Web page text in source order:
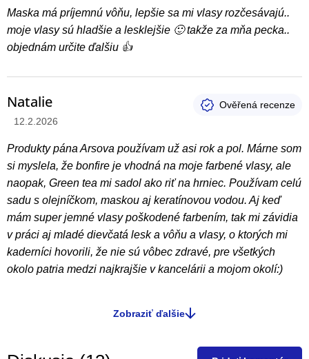
Maska má príjemnú vôňu, lepšie sa mi vlasy rozčesávajú..
moje vlasy sú hladšie a lesklejšie 🙂 takže za mňa pecka..
objednám určite ďalšiu 👍
Natalie
Hodnotenie produktu je 5 z 5 hviezdičiek.
12.2.2026
Produkty pána Arsova používam už asi rok a pol. Márne som
si myslela, že bonfire je vhodná na moje farbené vlasy, ale
naopak, Green tea mi sadol ako riť na hrniec. Používam celú
sadu s olejníčkom, maskou aj keratínovou vodou. Aj keď
mám super jemné vlasy poškodené farbením, tak mi závidia
v práci aj mladé dievčatá lesk a vôňu a vlasy, o ktorých mi
kaderníci hovorili, že nie sú vôbec zdravé, pre všetkých
okolo patria medzi najkrajšie v kancelárii a mojom okolí:)
O
Zobraziť ďalšie